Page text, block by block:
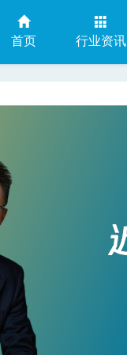
首页 行业资讯